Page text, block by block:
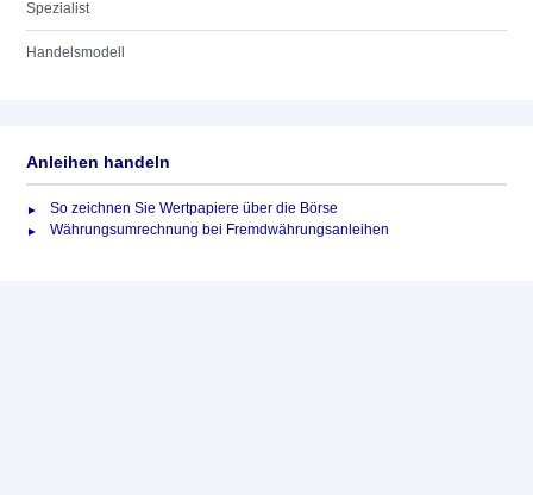
Spezialist
Handelsmodell
Anleihen handeln
So zeichnen Sie Wertpapiere über die Börse
Währungsumrechnung bei Fremdwährungsanleihen